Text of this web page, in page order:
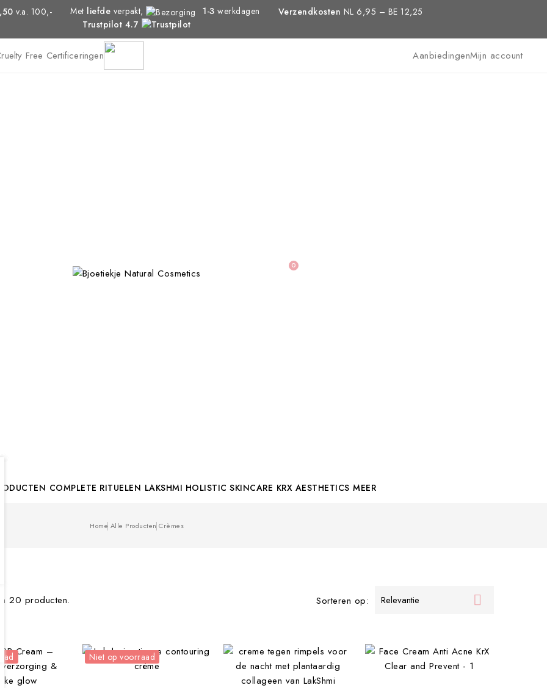
v.a. 100,- Met liefde verpakt, 1-3 werkdagen Verzendkosten NL 6,95 – BE 12,25
Trustpilot 4.7
AanbiedingenMijn account
0
COMPLETE RITUELEN LAKSHMI HOLISTIC SKINCARE KRX AESTHETICS MEER
Home Alle Producten Crèmes
20 producten. Sorteren op: Relevantie 
Niet op voorraad